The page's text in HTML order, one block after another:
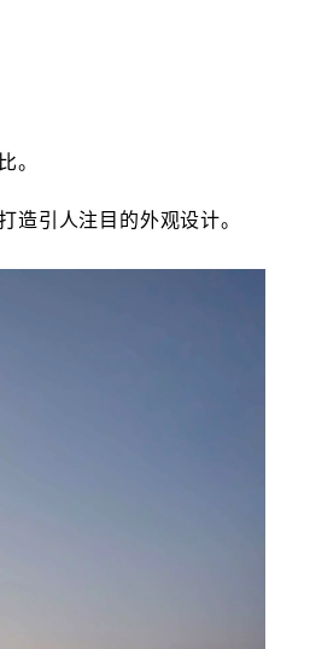
。
造引人注目的外观设计。